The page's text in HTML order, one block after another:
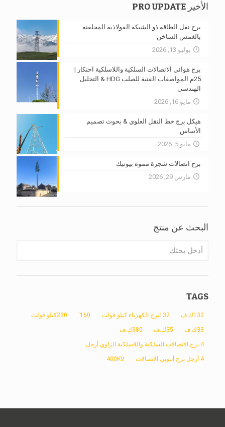
الأخير PRO UPDATE
برج نقل الطاقة ذو الشبكة الفولاذية المجلفنة
بالغمس الساخن
يوليو 13, 2026
برج هوائي الاتصالات السلكية واللاسلكية احتكار |
25م المواصفات الفنية للصلب HDG & التحليل
الهندسي
مايو 16, 2026
هيكل برج خط النقل العلوي & بحوث تصميم
الأساس
مايو 5, 2026
برج اتصالات شجرة مموه بيونيك
مارس 29, 2026
البحث عن منتج
TAGS
132ك.ف 132برج الكهرباء كيلو فولت 160' 230كيلو فولت
33ك.ف 35ك.ف 380ك.ف
4 برج الاتصالات السلكية واللاسلكية الزاوي أرجل
4 أرجل برج أنبوبي الاتصالات 400KV